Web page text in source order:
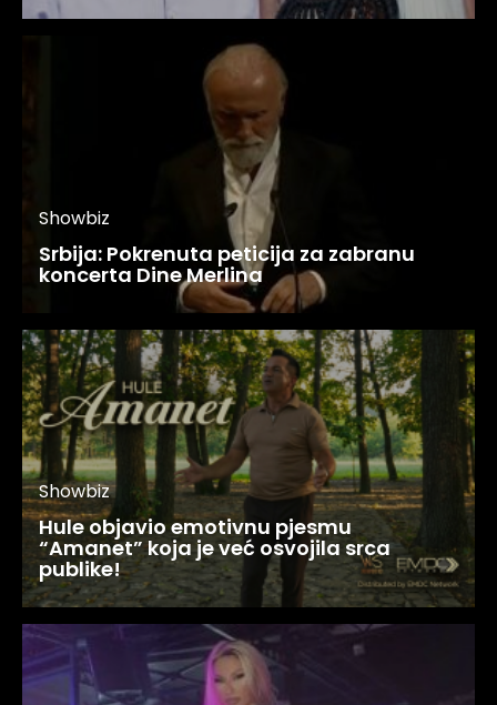
Showbiz
Srbija: Pokrenuta peticija za zabranu
koncerta Dine Merlina
Showbiz
Hule objavio emotivnu pjesmu
“Amanet” koja je već osvojila srca
publike!